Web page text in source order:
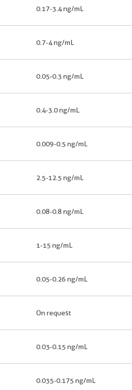
0.17-3.4 ng/mL
0.7-4 ng/mL
0.05-0.3 ng/mL
0.4-3.0 ng/mL
0.009-0.5 ng/mL
2.5-12.5 ng/mL
0.08-0.8 ng/mL
1-15 ng/mL
0.05-0.26 ng/mL
On request
0.03-0.15 ng/mL
0.035-0.175 ng/mL